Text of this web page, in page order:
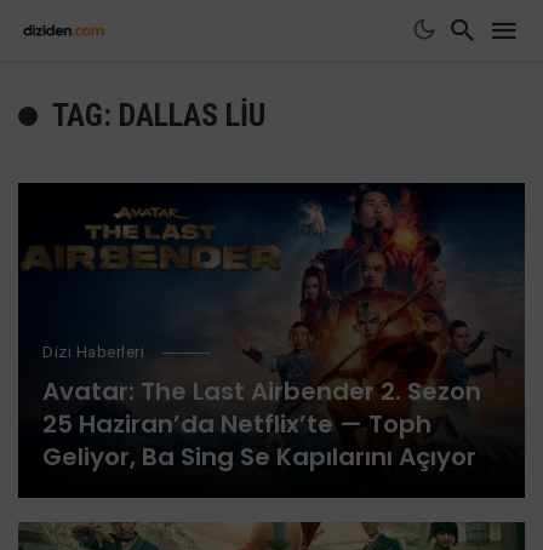
TAG: DALLAS LIU
Dizi Haberleri
Avatar: The Last Airbender 2. Sezon
25 Haziran’da Netflix’te — Toph
Geliyor, Ba Sing Se Kapılarını Açıyor